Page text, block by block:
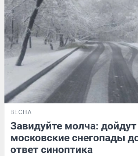
ВЕСНА
Завидуйте молча: дойдут
московские снегопады
ответ синоптика